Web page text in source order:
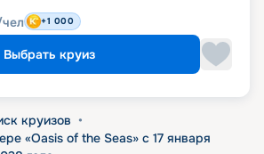
+1 000
Выбрать круиз
круизов •
«Oasis of the Seas» с 17 января